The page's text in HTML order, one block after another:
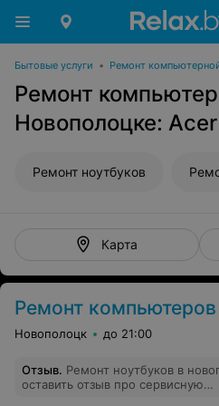
Бытовые услуги • Ремонт
Ремонт
Новополоцке: Acer
Ремонт ноутбуков
Карта
Ремонт
Новополоцк до 21:00
Отзыв. Ремонт ноутбуков в
оставить отзыв про сервисную